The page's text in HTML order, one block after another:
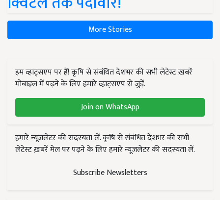
More Stories
हम व्हाट्सएप पर हैं! कृषि से संबंधित देशभर की सभी लेटेस्ट ख़बरें
मोबाइल में पढ़ने के लिए हमारे व्हाट्सएप से जुड़ें.
Join on WhatsApp
हमारे न्यूज़लेटर की सदस्यता लें. कृषि से संबंधित देशभर की सभी
लेटेस्ट ख़बरें मेल पर पढ़ने के लिए हमारे न्यूज़लेटर की सदस्यता लें.
Subscribe Newsletters